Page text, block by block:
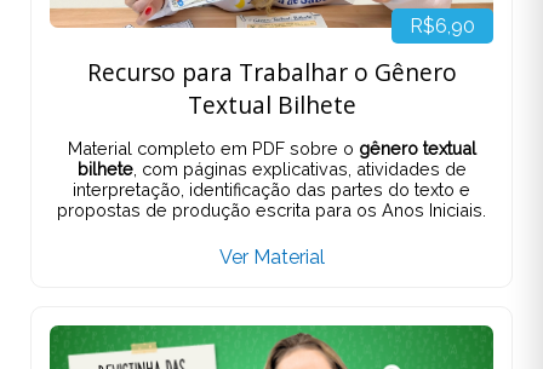
R$6,90
Recurso para Trabalhar o Gênero
Textual Bilhete
Material completo em PDF sobre o gênero textual
bilhete, com páginas explicativas, atividades de
interpretação, identificação das partes do texto e
propostas de produção escrita para os Anos Iniciais.
Ver Material